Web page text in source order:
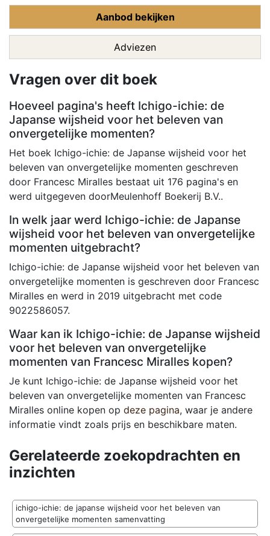
Aanbod bekijken
Adviezen
Vragen over dit boek
Hoeveel pagina's heeft Ichigo-ichie: de
Japanse wijsheid voor het beleven van
onvergetelijke momenten?
Het boek Ichigo-ichie: de Japanse wijsheid voor het
beleven van onvergetelijke momenten geschreven
door Francesc Miralles bestaat uit 176 pagina's en
werd uitgegeven doorMeulenhoff Boekerij B.V..
In welk jaar werd Ichigo-ichie: de Japanse
wijsheid voor het beleven van onvergetelijke
momenten uitgebracht?
Ichigo-ichie: de Japanse wijsheid voor het beleven van
onvergetelijke momenten is geschreven door Francesc
Miralles en werd in 2019 uitgebracht met code
9022586057.
Waar kan ik Ichigo-ichie: de Japanse wijsheid
voor het beleven van onvergetelijke
momenten van Francesc Miralles kopen?
Je kunt Ichigo-ichie: de Japanse wijsheid voor het
beleven van onvergetelijke momenten van Francesc
Miralles online kopen op deze pagina, waar je andere
informatie vindt zoals prijs en beschikbare maten.
Gerelateerde zoekopdrachten en
inzichten
ichigo-ichie: de japanse wijsheid voor het beleven van
onvergetelijke momenten samenvatting